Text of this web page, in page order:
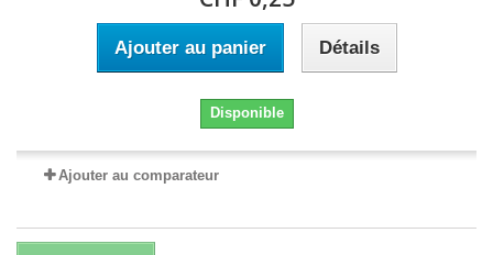
Ajouter au panier Détails
Disponible
Ajouter au comparateur